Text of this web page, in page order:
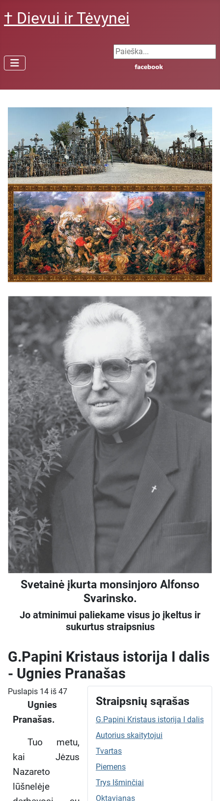
† Dievui ir Tėvynei
Search ...
Svetainė įkurta monsinjoro Alfonso
Svarinsko.
Jo atminimui paliekame visus jo įkeltus ir
sukurtus straipsnius
G.Papini Kristaus istorija I dalis
- Ugnies Pranašas
Straipsnių sąrašas
G.Papini Kristaus istorija I dalis
Autorius skaitytojui
Tvartas
Piemens
Trys Išminčiai
Oktavianas
Puslapis 14 iš 47
Ugnies
Pranašas.
Tuo metu,
kai Jėzus
Nazareto
lūšnelėje